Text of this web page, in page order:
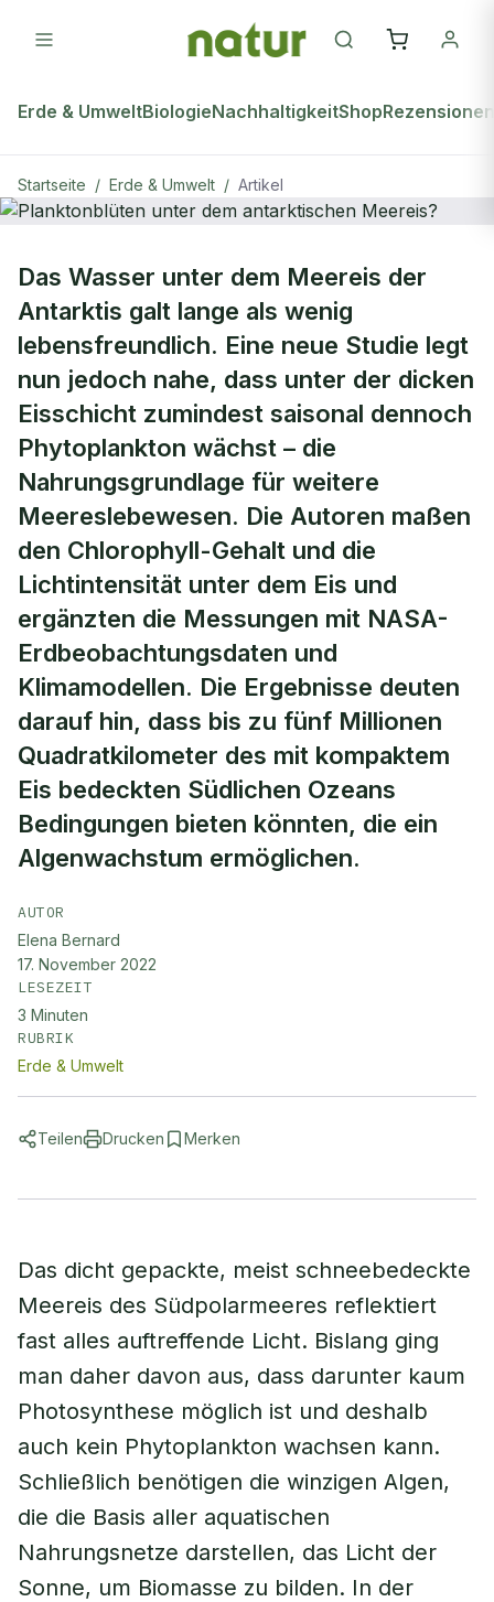
Erde & UmweltBiologieNachhaltigkeitShopRezensionen
Startseite / Erde & Umwelt / Artikel
Planktonblüten unter dem
antarktischen Meereis?
Das Wasser unter dem Meereis der
Antarktis galt lange als wenig
lebensfreundlich. Eine neue Studie legt
nun jedoch nahe, dass unter der dicken
Eisschicht zumindest saisonal dennoch
Phytoplankton wächst – die
Nahrungsgrundlage für weitere
Meereslebewesen. Die Autoren maßen
den Chlorophyll-Gehalt und die
Lichtintensität unter dem Eis und
ergänzten die Messungen mit NASA-
Erdbeobachtungsdaten und
Klimamodellen. Die Ergebnisse deuten
darauf hin, dass bis zu fünf Millionen
Quadratkilometer des mit kompaktem
Eis bedeckten Südlichen Ozeans
Bedingungen bieten könnten, die ein
Algenwachstum ermöglichen.
AUTOR
Elena Bernard
17. November 2022
LESEZEIT
3 Minuten
RUBRIK
Erde & Umwelt
Teilen Drucken Merken
Das dicht gepackte, meist schneebedeckte
Meereis des Südpolarmeeres reflektiert
fast alles auftreffende Licht. Bislang ging
man daher davon aus, dass darunter kaum
Photosynthese möglich ist und deshalb
auch kein Phytoplankton wachsen kann.
Schließlich benötigen die winzigen Algen,
die die Basis aller aquatischen
Nahrungsnetze darstellen, das Licht der
Sonne, um Biomasse zu bilden. In der